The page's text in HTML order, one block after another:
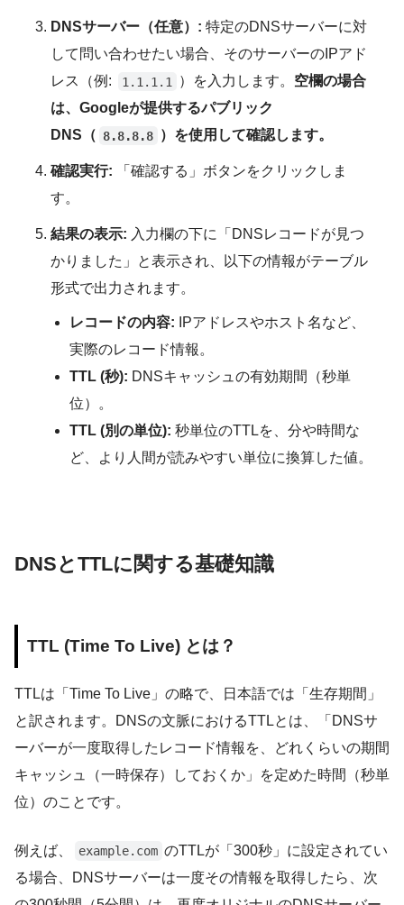
DNSサーバー（任意）: 特定のDNSサーバーに対
して問い合わせたい場合、そのサーバーのIPアド
レス（例:
1.1.1.1 ）を入力します。 空欄の場合
は、Googleが提供するパブリック
DNS（
8.8.8.8 ）を使用して確認します。
確認実行: 「確認する」ボタンをクリックしま
す。
結果の表示: 入力欄の下に「DNSレコードが見つ
かりました」と表示され、以下の情報がテーブル
形式で出力されます。
レコードの内容: IPアドレスやホスト名など、
実際のレコード情報。
TTL (秒): DNSキャッシュの有効期間（秒単
位）。
TTL (別の単位): 秒単位のTTLを、分や時間な
ど、より人間が読みやすい単位に換算した値。
DNSとTTLに関する基礎知識
TTL (Time To Live) とは？
TTLは「Time To Live」の略で、日本語では「生存期間」
と訳されます。DNSの文脈におけるTTLとは、「DNSサ
ーバーが一度取得したレコード情報を、どれくらいの期間
キャッシュ（一時保存）しておくか」を定めた時間（秒単
位）のことです。
例えば、 example.com のTTLが「300秒」に設定されてい
る場合、DNSサーバーは一度その情報を取得したら、次